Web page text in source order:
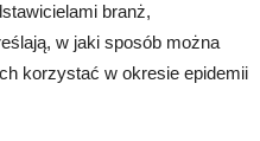
branż,
w jaki sposób można
korzystać w okresie epidemii